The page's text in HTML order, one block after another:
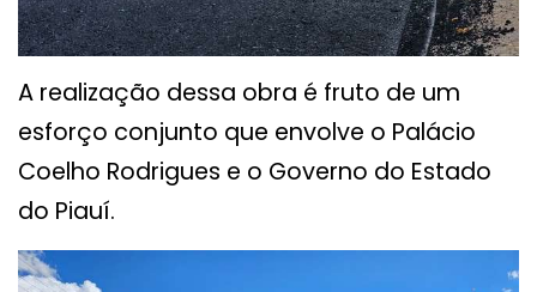
A realização dessa obra é fruto de um
esforço conjunto que envolve o Palácio
Coelho Rodrigues e o Governo do Estado
do Piauí.